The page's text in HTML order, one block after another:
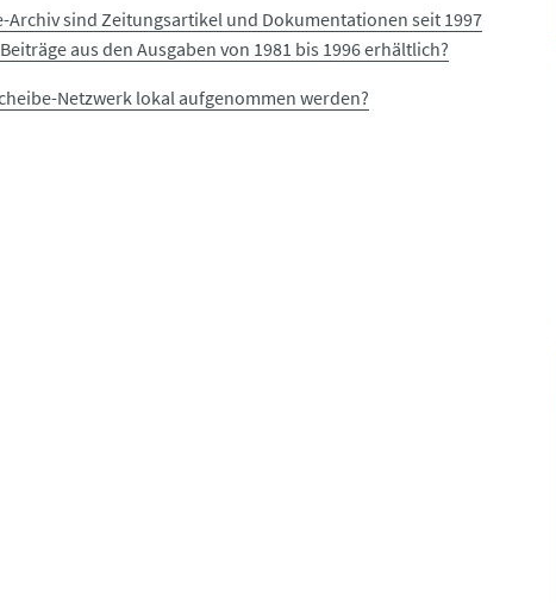
Archiv sind Zeitungsartikel und Dokumentationen seit 1997
aus den Ausgaben von 1981 bis 1996 erhältlich?
Netzwerk lokal aufgenommen werden?